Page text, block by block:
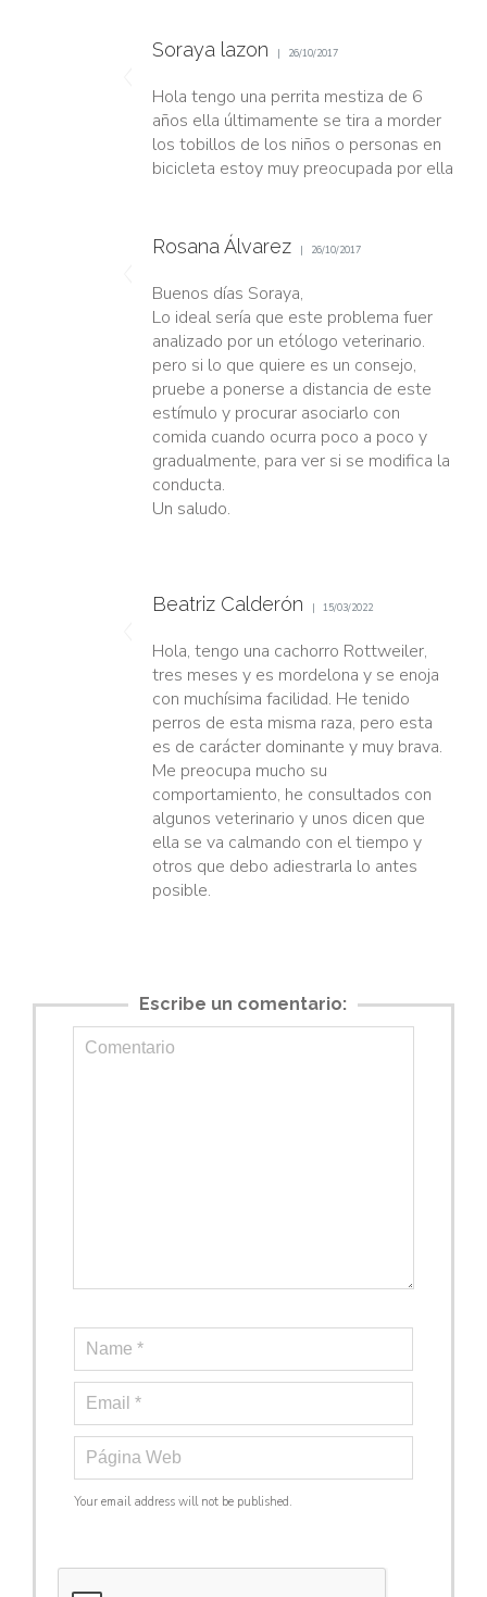
Soraya lazon 26/10/2017
Hola tengo una perrita mestiza de 6
años ella últimamente se tira a morder
los tobillos de los niños o personas en
bicicleta estoy muy preocupada por ella
Rosana Álvarez 26/10/2017
Buenos días Soraya,
Lo ideal sería que este problema fuer
analizado por un etólogo veterinario.
pero si lo que quiere es un consejo,
pruebe a ponerse a distancia de este
estímulo y procurar asociarlo con
comida cuando ocurra poco a poco y
gradualmente, para ver si se modifica la
conducta.
Un saludo.
Beatriz Calderón 15/03/2022
Hola, tengo una cachorro Rottweiler,
tres meses y es mordelona y se enoja
con muchísima facilidad. He tenido
perros de esta misma raza, pero esta
es de carácter dominante y muy brava.
Me preocupa mucho su
comportamiento, he consultados con
algunos veterinario y unos dicen que
ella se va calmando con el tiempo y
otros que debo adiestrarla lo antes
posible.
Escribe un comentario:
Your email address will not be published.